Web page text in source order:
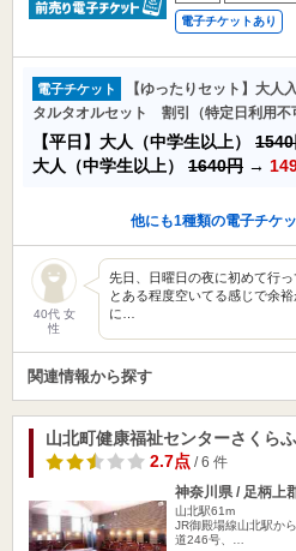
電子チケットあり
電子チケット
【ゆったりセット】大人
タルタオルセット 割引（特定日利用不
【平日】大人（中学生以上）
大人（中学生以上） 1640円 →
他にも1種類の電子チケ
40代 女
性
先日、日曜日の夜に初めて行
とある程度空いてる感じで余
に…
関連情報から探す
山北町健康福祉センターさくら
2.7点/ 6 件
神奈川県 / 足柄上
山北駅61m
JR御殿場線山北駅か
道246号、…